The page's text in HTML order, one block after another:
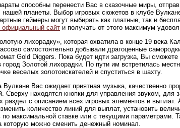
способны перенести Вас в сказочные миры,
планеты. Выбор игровых сюжетов в клубе
геймеры могут выбирать как платные, так и
официальный сайт и получать от этого максимум
лихорадку», которая охватила в конце 19 века
самостоятельно добывали драгоценные
Gold Diggers. Пока будет идти загрузка, Вы
город Золотой лихорадки. По пути им встретилась
веселых золотоискателей и спуститься в шахту.
Вас ожидает приятная музыка, качественно
Сверху находятся кнопки для управления звуком, для
с описанием всех игровых элементов и выплат.
количество линий для выплат, установить
по максимальной ставке или с текущими параметрами.
которую можно сменить денежный номинал.